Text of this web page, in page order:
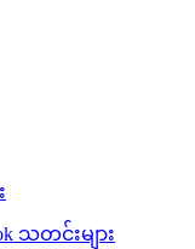
သတင်းများ